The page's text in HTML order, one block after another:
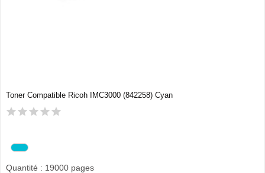
Toner Compatible Ricoh IMC3000 (842258) Cyan
Quantité : 19000 pages